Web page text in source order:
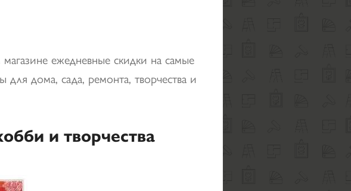
ежедневные скидки на самые
для дома, сада, ремонта, творчества и
и творчества